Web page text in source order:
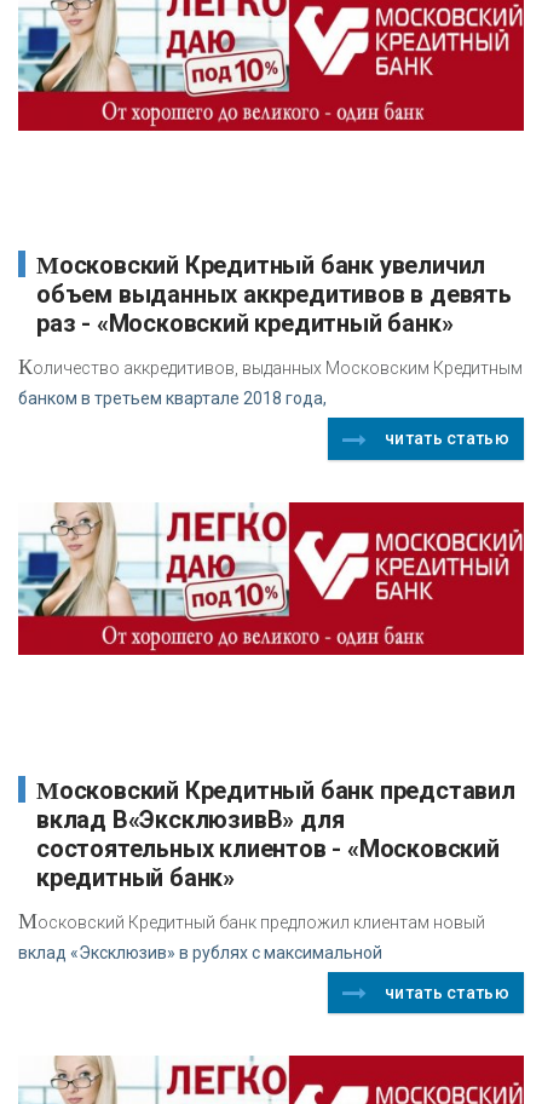
Московский Кредитный банк увеличил
объем выданных аккредитивов в девять
раз - «Московский кредитный банк»
Количество аккредитивов, выданных Московским Кредитным
банком в третьем квартале 2018 года,
читать статью
Московский Кредитный банк представил
вклад В«ЭксклюзивВ» для
состоятельных клиентов - «Московский
кредитный банк»
Московский Кредитный банк предложил клиентам новый
вклад «Эксклюзив» в рублях с максимальной
читать статью